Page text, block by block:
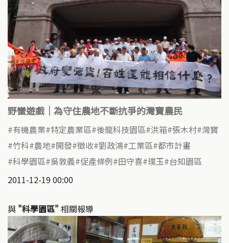
野蠻遊戲｜為守住農地不斷抗爭的灣寶農民
有機農業 特定農業區 後龍科技園區 洪箱 張木村 灣寶
竹科 農地 開發 徵收 劉政鴻 工業區 都市計畫
科學園區 吳敦義 促產條例 田守喜 璞玉 台知園區
2011-12-19 00:00
與 "科學園區" 相關報導